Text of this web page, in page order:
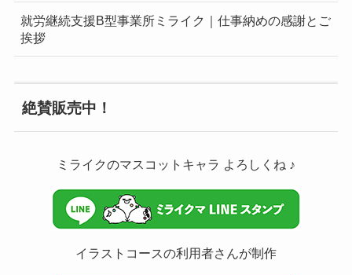
就労継続支援B型事業所ミライク｜仕事納めの感謝とご
挨拶
絶賛販売中！
ミライクのマスコットキャラ よろしくね ♪
イラストコースの利用者さんが制作